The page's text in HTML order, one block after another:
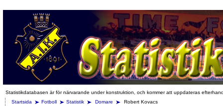
Statistikdatabasen är för närvarande under konstruktion, och kommer att uppdateras
Startsida
Fotboll Statistik Domare Robert Kovacs